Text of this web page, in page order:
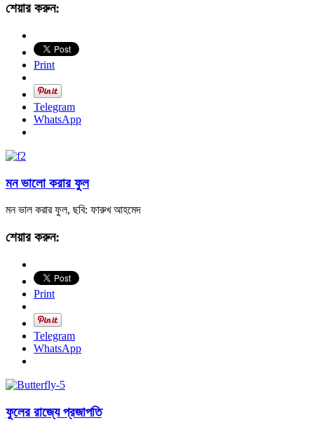
শেয়ার করুন:
Print
Telegram
WhatsApp
মন ভালো করার ফুল
মন ভাল করার ফুল, ছবি: ফারুখ আহমেদ
শেয়ার করুন:
Print
Telegram
WhatsApp
ফুলের রাজ্যে প্রজাপতি